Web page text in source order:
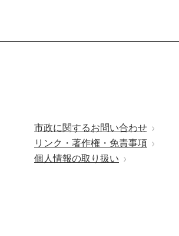
市政に関するお問い合わせ
リンク・著作権・免責事項
個人情報の取り扱い